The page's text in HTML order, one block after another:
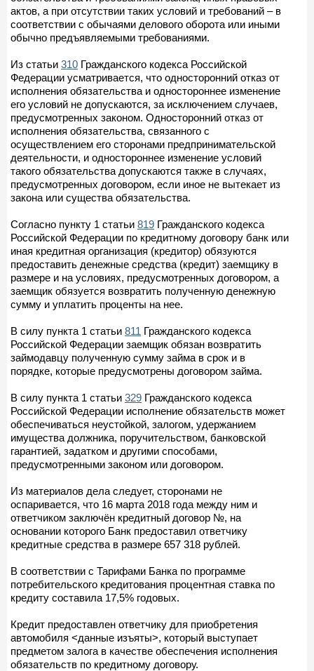
актов, а при отсутствии таких условий и требований – в
соответствии с обычаями делового оборота или иными
обычно предъявляемыми требованиями.
Из статьи 310 Гражданского кодекса Российской
Федерации усматривается, что односторонний отказ от
исполнения обязательства и одностороннее изменение
его условий не допускаются, за исключением случаев,
предусмотренных законом. Односторонний отказ от
исполнения обязательства, связанного с
осуществлением его сторонами предпринимательской
деятельности, и одностороннее изменение условий
такого обязательства допускаются также в случаях,
предусмотренных договором, если иное не вытекает из
закона или существа обязательства.
Согласно пункту 1 статьи 819 Гражданского кодекса
Российской Федерации по кредитному договору банк или
иная кредитная организация (кредитор) обязуются
предоставить денежные средства (кредит) заемщику в
размере и на условиях, предусмотренных договором, а
заемщик обязуется возвратить полученную денежную
сумму и уплатить проценты на нее.
В силу пункта 1 статьи 811 Гражданского кодекса
Российской Федерации заемщик обязан возвратить
займодавцу полученную сумму займа в срок и в
порядке, которые предусмотрены договором займа.
В силу пункта 1 статьи 329 Гражданского кодекса
Российской Федерации исполнение обязательств может
обеспечиваться неустойкой, залогом, удержанием
имущества должника, поручительством, банковской
гарантией, задатком и другими способами,
предусмотренными законом или договором.
Из материалов дела следует, сторонами не
оспаривается, что 16 марта 2018 года между ним и
ответчиком заключён кредитный договор №, на
основании которого Банк предоставил ответчику
кредитные средства в размере 657 318 рублей.
В соответствии с Тарифами Банка по программе
потребительского кредитования процентная ставка по
кредиту составила 17,5% годовых.
Кредит предоставлен ответчику для приобретения
автомобиля <данные изъяты>, который выступает
предметом залога в качестве обеспечения исполнения
обязательств по кредитному договору.